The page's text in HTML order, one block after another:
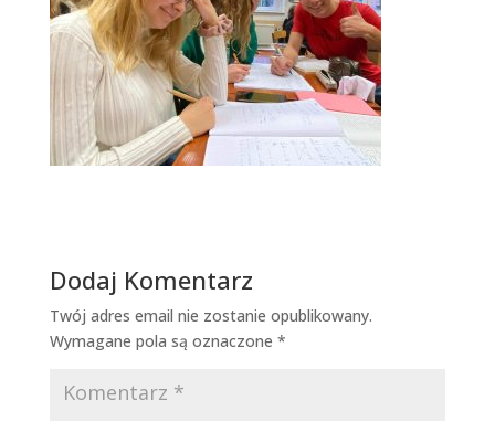
Dodaj Komentarz
Twój adres email nie zostanie opublikowany.
Wymagane pola są oznaczone *